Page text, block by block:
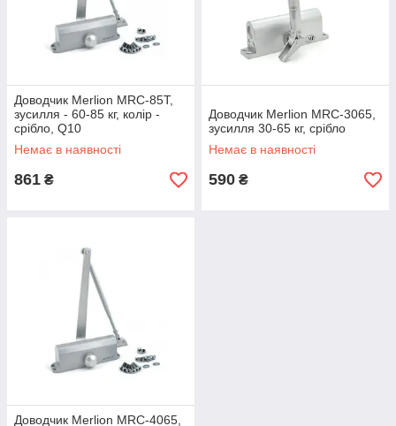
Доводчик Merlion MRC-85T,
зусилля - 60-85 кг, колір -
срібло, Q10
Немає в наявності
861 ₴
Доводчик Merlion MRC-3065,
зусилля 30-65 кг, срібло
Немає в наявності
590 ₴
Доводчик Merlion MRC-4065,